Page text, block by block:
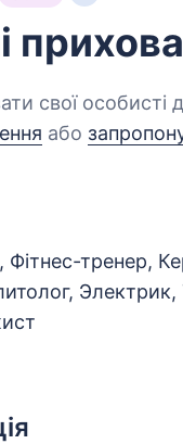
свої особисті
або
Фітнес-тренер,
Электрик,